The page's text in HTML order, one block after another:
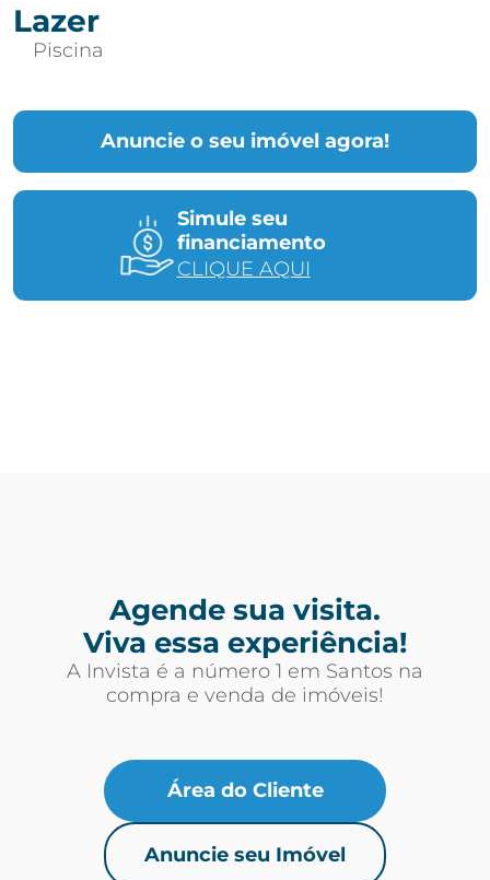
Anuncie o seu imóvel agora!
Simule seu
financiamento
CLIQUE AQUI
Lazer
Piscina
Agende sua visita.
Viva essa experiência!
A Invista é a número 1 em Santos na
compra e venda de imóveis!
Área do Cliente
Anuncie seu Imóvel